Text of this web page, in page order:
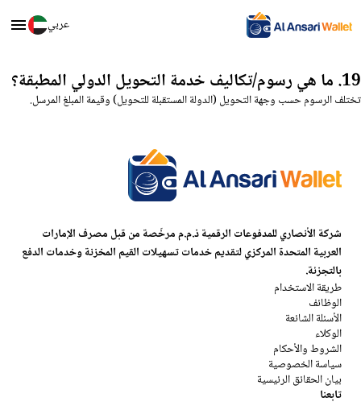
عربي
19. ما هي رسوم/تكاليف خدمة التحويل الدولي المطبقة؟
تختلف الرسوم حسب وجهة التحويل (الدولة المستقبلة للتحويل) وقيمة المبلغ المرسل.
شركة الأنصاري للمدفوعات الرقمية ذ.م.م مرخّصة من قبل مصرف الإمارات
العربية المتحدة المركزي لتقديم خدمات تسهيلات القيم المخزنة وخدمات الدفع
بالتجزئة.
طريقة الاستخدام
الوظائف
الأسئلة الشائعة
الوكلاء
الشروط والأحكام
سياسة الخصوصية
بيان الحقائق الرئيسية
تابعنا